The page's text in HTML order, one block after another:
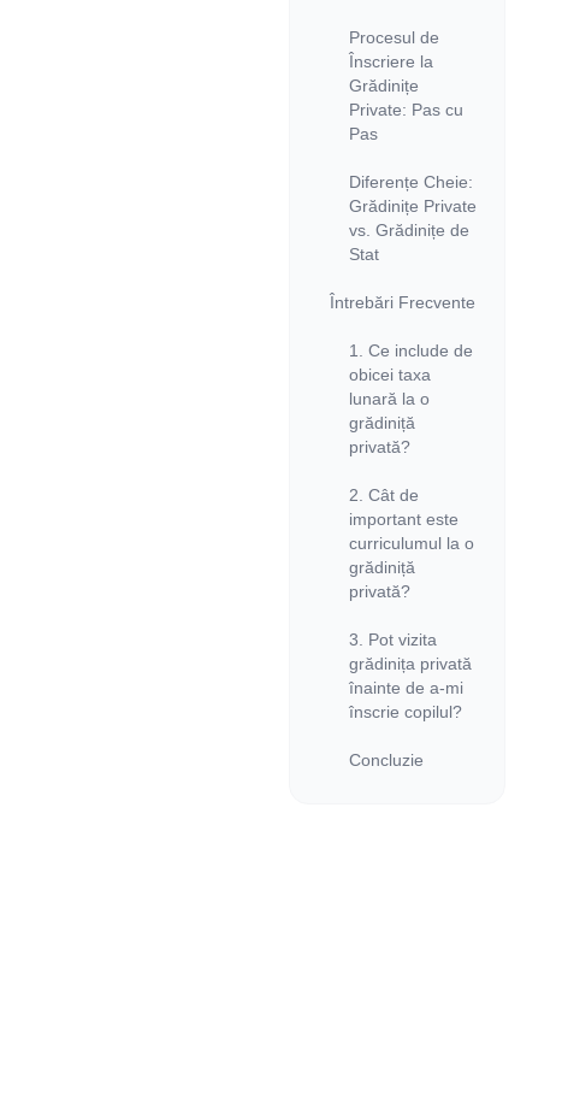
Procesul de
Înscriere la
Grădinițe
Private: Pas cu
Pas
Diferențe Cheie:
Grădinițe Private
vs. Grădinițe de
Stat
Întrebări Frecvente
1. Ce include de
obicei taxa
lunară la o
grădiniță
privată?
2. Cât de
important este
curriculumul la o
grădiniță
privată?
3. Pot vizita
grădinița privată
înainte de a-mi
înscrie copilul?
Concluzie